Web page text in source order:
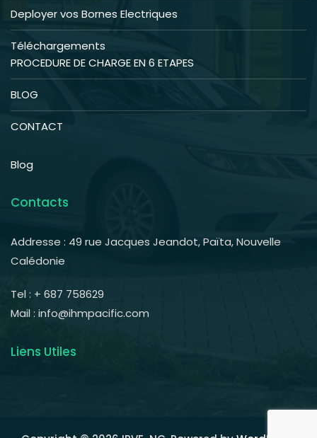
Deployer vos Bornes Electriques
Téléchargements
PROCEDURE DE CHARGE EN 6 ETAPES
BLOG
CONTACT
Blog
Contacts
Addresse : 49 rue Jacques Jeandot, Païta, Nouvelle
Calédonie
Tel : + 687 758629
Mail : info@ihmpacific.com
Liens Utiles